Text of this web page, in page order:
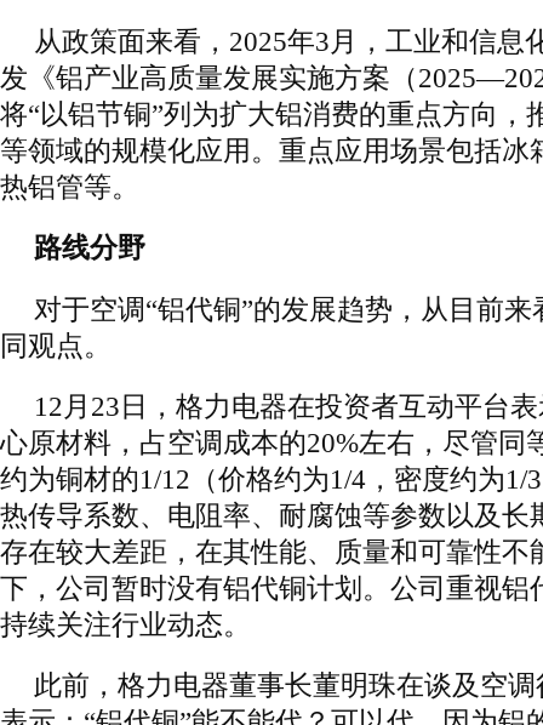
从政策面来看，2025年3月，工业和信息
发《铝产业高质量发展实施方案（
将“以铝节铜”列为扩大铝消费的重点方向，
等领域的规模化应用。重点应用场景包括冰
热铝管等。
路线分野
对于空调“铝代铜”的发展趋势，从目前
同观点。
12月23日，格力电器在投资者互动平台
心原材料，占空调成本的20%左右，尽管同
约为铜材的1/12（价格约为1/4，密度约为1/
热传导系数、电阻率、耐腐蚀等参数以及长
存在较大差距，在其性能、质量和可靠性不
下，公司暂时没有铝代铜计划。公司重视铝
持续关注行业动态。
此前，格力电器董事长董明珠在谈及空